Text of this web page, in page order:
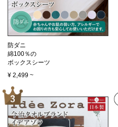
防ダニ
綿100％の
ボックスシーツ
¥ 2,499 ~